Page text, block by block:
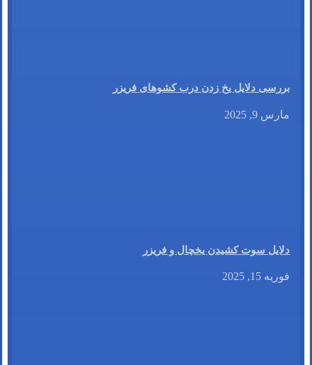
بررسی دلایل یخ زدن درب کشوهای فریزر
مارس 9, 2025
دلایل سوت کشیدن یخچال و فریزر
فوریه 15, 2025